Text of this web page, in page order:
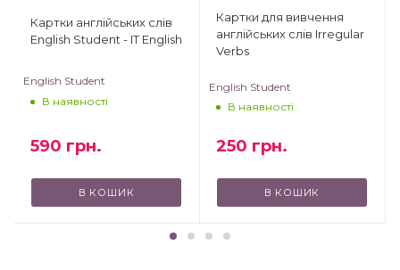
Картки англійських слів
English Student - IT English
English Student
В наявності
590 грн.
В КОШИК
Картки для вивчення
англійських слів Irregular
Verbs
English Student
В наявності
250 грн.
В КОШИК